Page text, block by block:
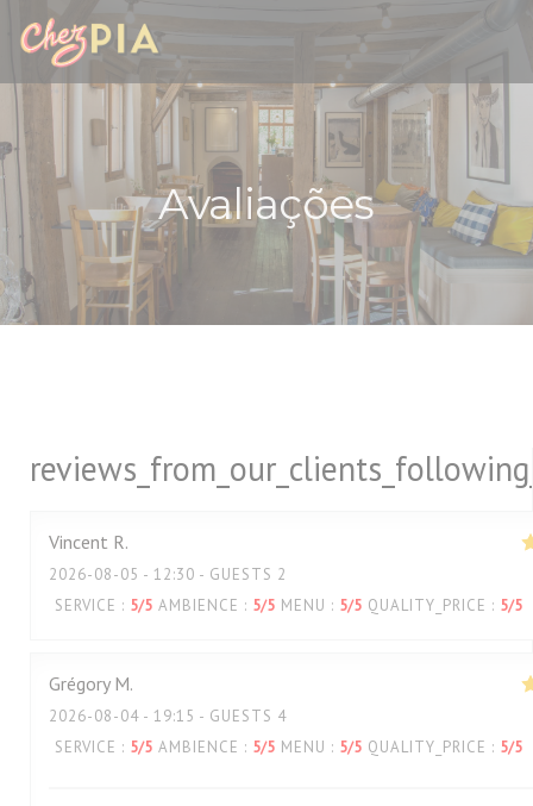
Painel de Gerenciamento de Cookies
Avaliações
Vincent R
2026-08-05 - 12:30 - GUESTS 2
SERVICE : 5/5 AMBIENCE : 5/5 MENU : 5/5 QUALITY_PRICE : 5/5
Grégory M
2026-08-04 - 19:15 - GUESTS 4
SERVICE : 5/5 AMBIENCE : 5/5 MENU : 5/5 QUALITY_PRICE : 5/5